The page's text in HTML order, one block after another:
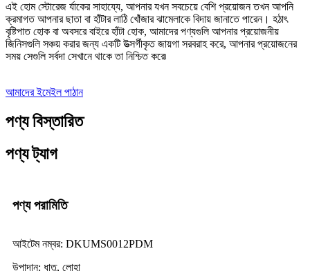
এই হোম স্টোরেজ র্যাকের সাহায্যে, আপনার যখন সবচেয়ে বেশি প্রয়োজন তখন আপনি
ক্রমাগত আপনার ছাতা বা হাঁটার লাঠি খোঁজার ঝামেলাকে বিদায় জানাতে পারেন। হঠাৎ
বৃষ্টিপাত হোক বা অবসরে বাইরে হাঁটা হোক, আমাদের পণ্যগুলি আপনার প্রয়োজনীয়
জিনিসগুলি সঞ্চয় করার জন্য একটি উত্সর্গীকৃত জায়গা সরবরাহ করে, আপনার প্রয়োজনের
সময় সেগুলি সর্বদা সেখানে থাকে তা নিশ্চিত করে৷
আমাদের ইমেইল পাঠান
পণ্য বিস্তারিত
পণ্য ট্যাগ
পণ্য পরামিতি
আইটেম নম্বর: DKUMS0012PDM
উপাদান: ধাতু, লোহা